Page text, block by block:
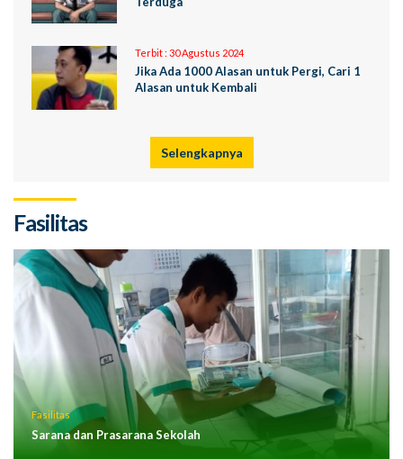
Terbit : 30 Agustus 2024
Jika Ada 1000 Alasan untuk Pergi, Cari 1
Alasan untuk Kembali
Selengkapnya
Fasilitas
Fasilitas
Sarana dan Prasarana Sekolah